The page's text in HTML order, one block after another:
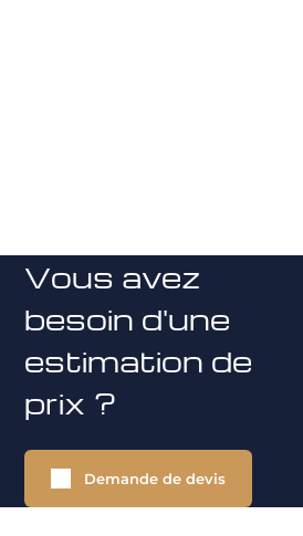
Vous avez
besoin d'une
estimation de
prix ?
Demande de devis